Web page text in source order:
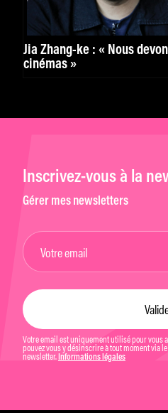
Jia Zhang-ke : « Nous
cinémas »
Inscrivez-vous à la
Gérer mes newsletters
Votre email est uniquement utilisé pour vous
pouvez vous y désinscrire à tout moment via
newsletter. Informations légales